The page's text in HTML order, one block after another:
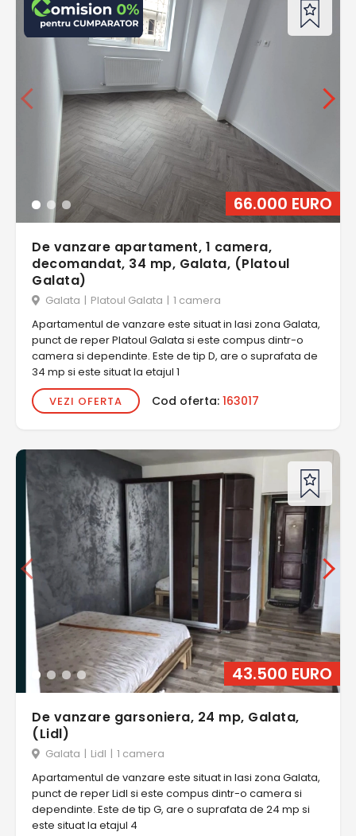
66.000 EURO
De vanzare apartament, 1 camera,
decomandat, 34 mp, Galata, (Platoul
Galata)
Galata | Platoul Galata | 1 camera
Apartamentul de vanzare este situat in Iasi zona Galata,
punct de reper Platoul Galata si este compus dintr-o
camera si dependinte. Este de tip D, are o suprafata de
34 mp si este situat la etajul 1
VEZI OFERTA
Cod oferta: 163017
43.500 EURO
De vanzare garsoniera, 24 mp, Galata,
(Lidl)
Galata | Lidl | 1 camera
Apartamentul de vanzare este situat in Iasi zona Galata,
punct de reper Lidl si este compus dintr-o camera si
dependinte. Este de tip G, are o suprafata de 24 mp si
este situat la etajul 4